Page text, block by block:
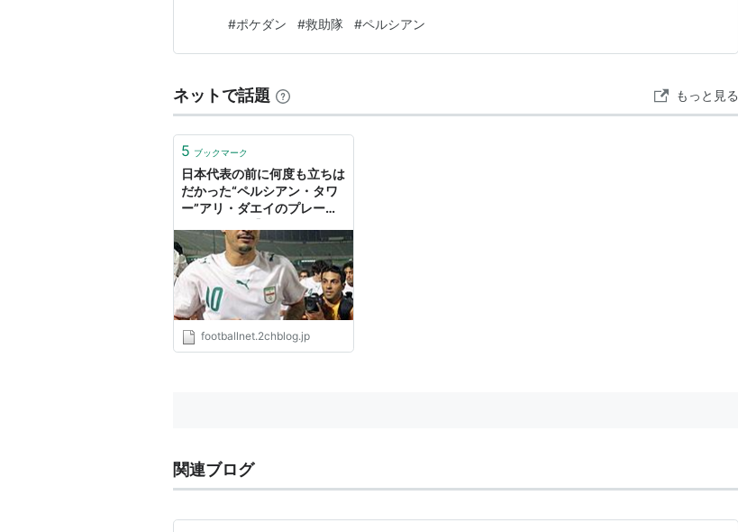
進化の系譜
ニャース ペルシアン
毒を解除する小技が使えないのが地味に痛い。ただ、『あなをほる』や『やつあた
り』、更にはみとおしメガネと着実に物資を強化で…
#ポケダン #救助隊 #ペルシアン
ネットで話題 もっと見る
5 ブックマーク
日本代表の前に何度も立ちは
だかった“ペルシアン・タワ
ー”アリ・ダエイのプレー集 :
め】
footballnet.2chblog.jp
関連ブログ